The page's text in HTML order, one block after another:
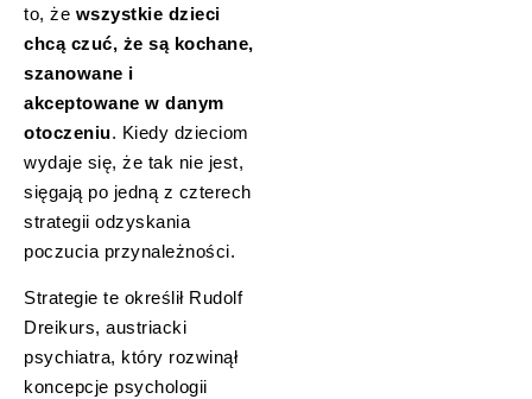
to, że wszystkie dzieci
chcą czuć, że są kochane,
szanowane i
akceptowane w danym
otoczeniu. Kiedy dzieciom
wydaje się, że tak nie jest,
sięgają po jedną z czterech
strategii odzyskania
poczucia przynależności.
Strategie te określił Rudolf
Dreikurs, austriacki
psychiatra, który rozwinął
koncepcje psychologii